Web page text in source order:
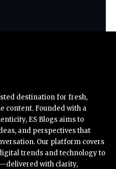
destination for fresh,
content. Founded with a
ES Blogs aims to
and perspectives that
Our platform covers
trends and technology to
with clarity,